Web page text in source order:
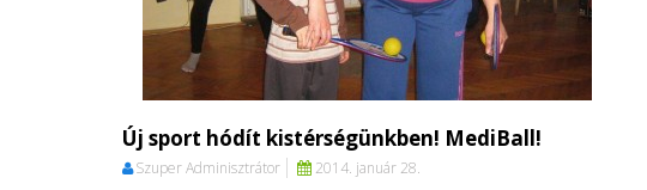
Új sport hódít kistérségünkben! MediBall!
Szuper Adminisztrátor 2014. január 28.